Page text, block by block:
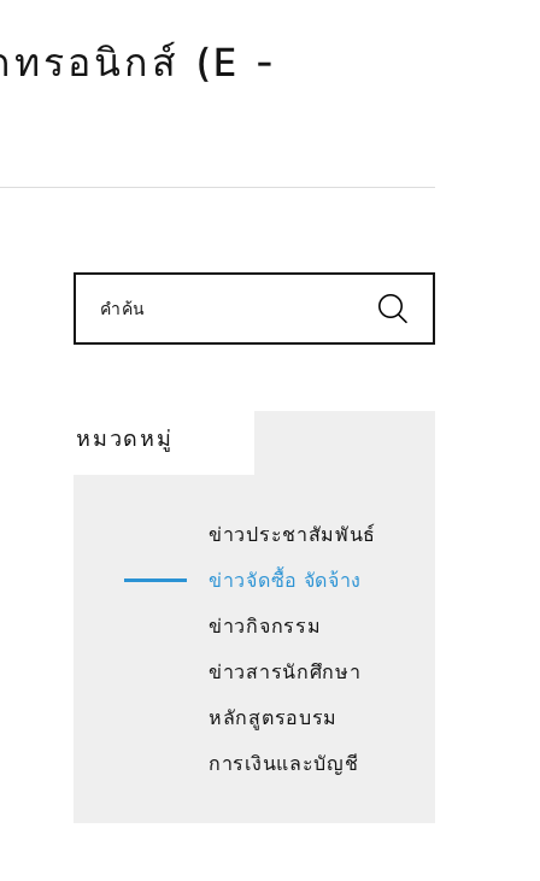
ทรอนิกส์ (e -
คำค้น
หมวดหมู่
ข่าวประชาสัมพันธ์
ข่าวจัดซื้อ จัดจ้าง
ข่าวกิจกรรม
ข่าวสารนักศึกษา
หลักสูตรอบรม
การเงินและบัญชี